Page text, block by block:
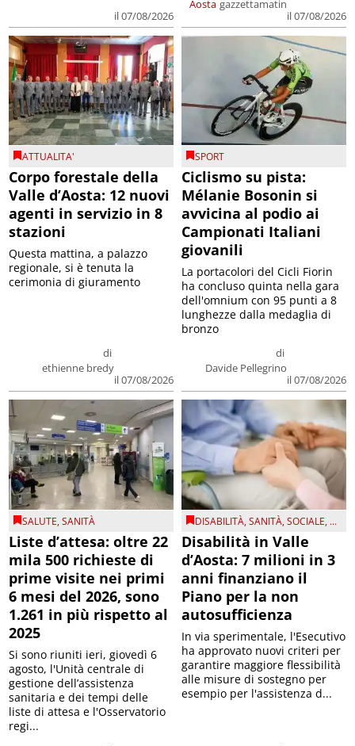
il 07/08/2026
Aosta gazzettamatin
il 07/08/2026
ATTUALITA'
Corpo forestale della
Valle d’Aosta: 12 nuovi
agenti in servizio in 8
stazioni
di
ethienne bredy
il 07/08/2026
Questa mattina, a palazzo
regionale, si è tenuta la
cerimonia di giuramento
SPORT
Ciclismo su pista:
Mélanie Bosonin si
avvicina al podio ai
Campionati Italiani
giovanili
di
Davide Pellegrino
il 07/08/2026
La portacolori del Cicli Fiorin
ha concluso quinta nella gara
dell'omnium con 95 punti a 8
lunghezze dalla medaglia di
bronzo
SALUTE,SANITÀ
Liste d’attesa: oltre 22
mila 500 richieste di
prime visite nei primi
6 mesi del 2026, sono
1.261 in più rispetto al
2025
Si sono riuniti ieri, giovedì 6
agosto, l'Unità centrale di
gestione dell’assistenza
sanitaria e dei tempi delle
liste di attesa e l'Osservatorio
regi...
DISABILITÀ,SANITÀ,SOCIALE, ...
Disabilità in Valle
d’Aosta: 7 milioni in 3
anni finanziano il
Piano per la non
autosufficienza
In via sperimentale, l'Esecutivo
ha approvato nuovi criteri per
garantire maggiore flessibilità
alle misure di sostegno per
esempio per l'assistenza d...